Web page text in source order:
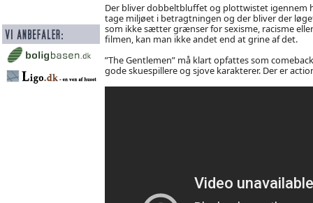
Der bliver dobbeltbluffet og plottwistet igennem
tage miljøet i betragtningen og der bliver der
som ikke sætter grænser for sexisme, racisme
filmen, kan man ikke andet end at grine af det.
”The Gentlemen” må klart opfattes som
gode skuespillere og sjove karakterer. Der er